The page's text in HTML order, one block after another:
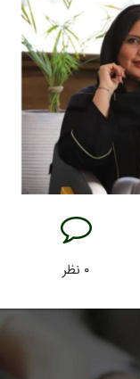
۰ نظر